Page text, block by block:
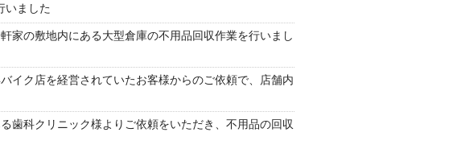
いました
家の敷地内にある大型倉庫の不用品回収作業を行いまし
イク店を経営されていたお客様からのご依頼で、店舗内
歯科クリニック様よりご依頼をいただき、不用品の回収